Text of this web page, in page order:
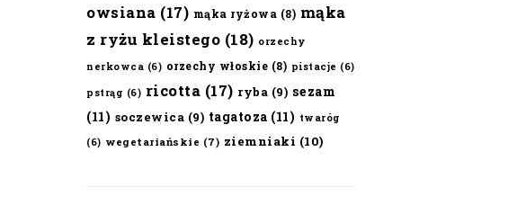
owsiana (17) mąka ryżowa (8) mąka
z ryżu kleistego (18) orzechy
nerkowca (6) orzechy włoskie (8) pistacje (6)
pstrąg (6) ricotta (17) ryba (9) sezam
(11) soczewica (9) tagatoza (11) twaróg
(6) wegetariańskie (7) ziemniaki (10)